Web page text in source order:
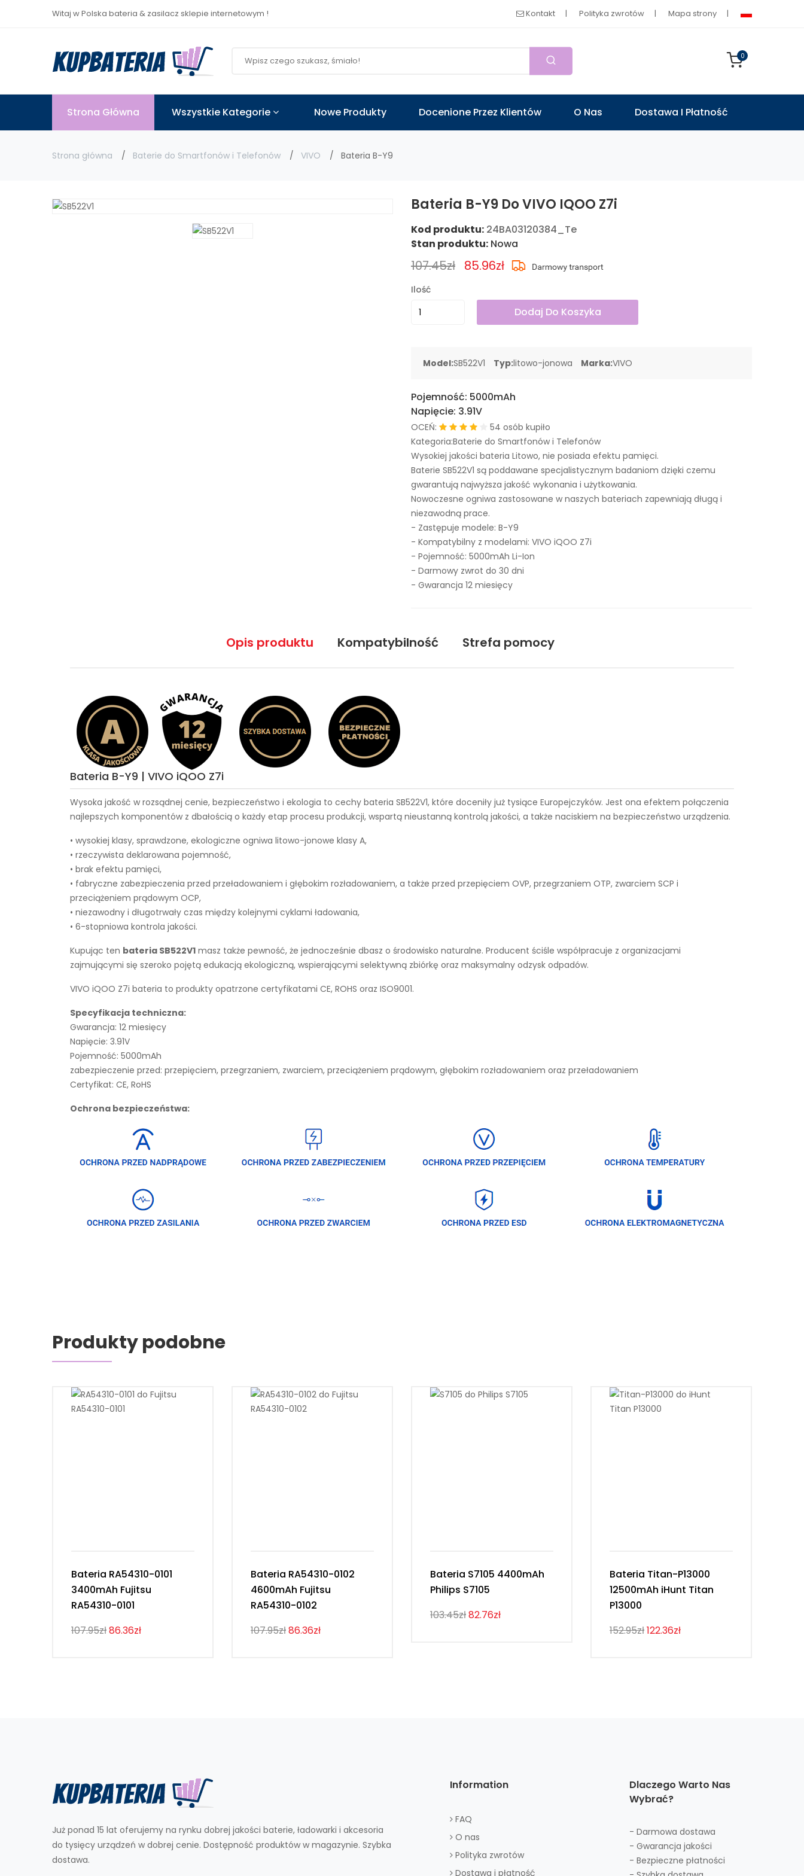
Witaj w Polska bateria & zasilacz sklepie internetowym ! Kontakt Polityka zwrotów Mapa strony
0
Strona Główna Wszystkie Kategorie Nowe Produkty Docenione Przez Klientów O Nas Dostawa I Płatność
Strona główna Baterie do Smartfonów i Telefonów VIVO Bateria B-Y9
Bateria B-Y9 Do VIVO IQOO Z7i
Kod produktu: 24BA03120384_Te
Stan produktu: Nowa
107.45zł 85.96zł
Ilość
Dodaj Do Koszyka
Model:SB522V1 Typ:litowo-jonowa Marka:VIVO
Pojemność: 5000mAh
Napięcie: 3.91V
OCEŃ:
54 osób kupiło
Kategoria:Baterie do Smartfonów i Telefonów
Wysokiej jakości bateria Litowo, nie posiada efektu pamięci.
Baterie SB522V1 są poddawane specjalistycznym badaniom dzięki czemu
gwarantują najwyższa jakość wykonania i użytkowania.
Nowoczesne ogniwa zastosowane w naszych bateriach zapewniają długą i
niezawodną prace.
- Zastępuje modele: B-Y9
- Kompatybilny z modelami: VIVO iQOO Z7i
- Pojemność: 5000mAh Li-Ion
- Darmowy zwrot do 30 dni
- Gwarancja 12 miesięcy
Opis produktu Kompatybilność Strefa pomocy
Bateria B-Y9 | VIVO iQOO Z7i
Wysoka jakość w rozsądnej cenie, bezpieczeństwo i ekologia to cechy bateria SB522V1, które doceniły już tysiące Europejczyków. Jest ona efektem połączenia
najlepszych komponentów z dbałością o każdy etap procesu produkcji, wspartą nieustanną kontrolą jakości, a także naciskiem na bezpieczeństwo urządzenia.
• wysokiej klasy, sprawdzone, ekologiczne ogniwa litowo-jonowe klasy A,
• rzeczywista deklarowana pojemność,
• brak efektu pamięci,
• fabryczne zabezpieczenia przed przeładowaniem i głębokim rozładowaniem, a także przed przepięciem OVP, przegrzaniem OTP, zwarciem SCP i
przeciążeniem prądowym OCP,
• niezawodny i długotrwały czas między kolejnymi cyklami ładowania,
• 6-stopniowa kontrola jakości.
Kupując ten bateria SB522V1 masz także pewność, że jednocześnie dbasz o środowisko naturalne. Producent ściśle współpracuje z organizacjami
zajmującymi się szeroko pojętą edukacją ekologiczną, wspierającymi selektywną zbiórkę oraz maksymalny odzysk odpadów.
VIVO iQOO Z7i bateria to produkty opatrzone certyfikatami CE, ROHS oraz ISO9001.
Specyfikacja techniczna:
Gwarancja: 12 miesięcy
Napięcie: 3.91V
Pojemność: 5000mAh
zabezpieczenie przed: przepięciem, przegrzaniem, zwarciem, przeciążeniem prądowym, głębokim rozładowaniem oraz przeładowaniem
Certyfikat: CE, RoHS
Ochrona bezpieczeństwa:
Produkty podobne
Bateria RA54310-0101
3400mAh Fujitsu
RA54310-0101
107.95zł86.36zł
Bateria RA54310-0102
4600mAh Fujitsu
RA54310-0102
107.95zł86.36zł
Bateria S7105 4400mAh
Philips S7105
103.45zł82.76zł
Bateria Titan-P13000
12500mAh iHunt Titan
P13000
152.95zł122.36zł
Już ponad 15 lat oferujemy na rynku dobrej jakości baterie, ładowarki i akcesoria
do tysięcy urządzeń w dobrej cenie. Dostępność produktów w magazynie. Szybka
dostawa.
Information
FAQ
O nas
Polityka zwrotów
Dostawa i płatność
Dlaczego Warto Nas
Wybrać?
- Darmowa dostawa
- Gwarancja jakości
- Bezpieczne płatności